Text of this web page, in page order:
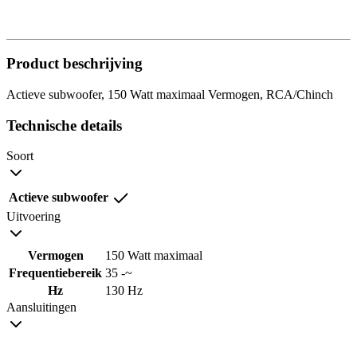
Product beschrijving
Actieve subwoofer, 150 Watt maximaal Vermogen, RCA/Chinch
Technische details
Soort
Actieve subwoofer
Uitvoering
Vermogen
150 Watt maximaal
Frequentiebereik 35 -~
Hz
130 Hz
Aansluitingen